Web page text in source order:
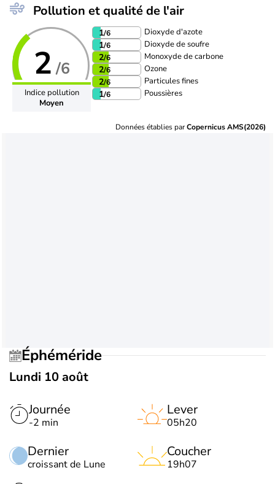
Pollution et qualité de l'air
2 /6
Indice pollution
Moyen
1/6 Dioxyde d'azote
1/6 Dioxyde de soufre
2/6 Monoxyde de carbone
2/6 Ozone
2/6 Particules fines
1/6 Poussières
Données établies parCopernicus AMS(2026)
Éphéméride
Lundi 10 août
Journée
-2 min
Dernier
croissant de Lune
Lever
05h20
Coucher
19h07